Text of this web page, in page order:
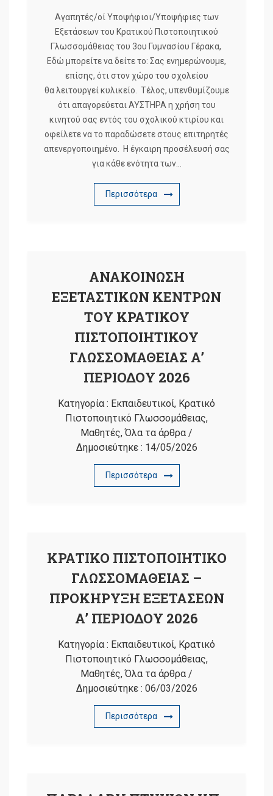
Αγαπητές/οί Υποψήφιοι/Υποψήφιες των
Εξετάσεων του Κρατικού Πιστοποιητικού
Γλωσσομάθειας του 3ου Γυμνασίου Γέρακα,
Εδώ μπορείτε να δείτε το: Σας ενημερώνουμε,
επίσης, ότι στον χώρο του σχολείου
θα λειτουργεί κυλικείο. Τέλος, υπενθυμίζουμε
ότι απαγορεύεται ΑΥΣΤΗΡΑ η χρήση του
κινητού σας εντός του σχολικού κτιρίου και
οφείλετε να το παραδώσετε στους επιτηρητές
απενεργοποιημένο. Η έγκαιρη προσέλευσή σας
για κάθε ενότητα των…
Περισσότερα
ΑΝΑΚΟΙΝΩΣΗ
ΕΞΕΤΑΣΤΙΚΩΝ ΚΕΝΤΡΩΝ
ΤΟΥ ΚΡΑΤΙΚΟΥ
ΠΙΣΤΟΠΟΙΗΤΙΚΟΥ
ΓΛΩΣΣΟΜΑΘΕΙΑΣ Α’
ΠΕΡΙΟΔΟΥ 2026
Κατηγορία : Εκπαιδευτικοί, Κρατικό
Πιστοποιητικό Γλωσσομάθειας,
Μαθητές,Όλα τα άρθρα /
Δημοσιεύτηκε : 14/05/2026
Περισσότερα
ΚΡΑΤΙΚΟ ΠΙΣΤΟΠΟΙΗΤΙΚΟ
ΓΛΩΣΣΟΜΑΘΕΙΑΣ –
ΠΡΟΚΗΡΥΞΗ ΕΞΕΤΑΣΕΩΝ
Α’ ΠΕΡΙΟΔΟΥ 2026
Κατηγορία : Εκπαιδευτικοί, Κρατικό
Πιστοποιητικό Γλωσσομάθειας,
Μαθητές,Όλα τα άρθρα /
Δημοσιεύτηκε : 06/03/2026
Περισσότερα